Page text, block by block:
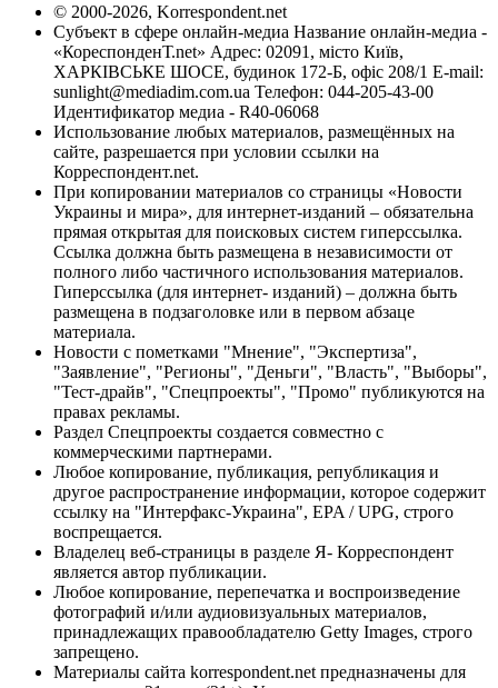
© 2000-2026, Korrespondent.net
Субъект в сфере онлайн-медиа Название онлайн-медиа -
«КореспонденТ.net» Адрес: 02091, місто Київ,
ХАРКІВСЬКЕ ШОСЕ, будинок 172-Б, офіс 208/1 E-mail:
sunlight@mediadim.com.ua Телефон: 044-205-43-00
Идентификатор медиа - R40-06068
Использование любых материалов, размещённых на
сайте, разрешается при условии ссылки на
Корреспондент.net.
При копировании материалов со страницы «Новости
Украины и мира», для интернет-изданий – обязательна
прямая открытая для поисковых систем гиперссылка.
Ссылка должна быть размещена в независимости от
полного либо частичного использования материалов.
Гиперссылка (для интернет- изданий) – должна быть
размещена в подзаголовке или в первом абзаце
материала.
Новости с пометками "Мнение", "Экспертиза",
"Заявление", "Регионы", "Деньги", "Власть", "Выборы",
"Тест-драйв", "Спецпроекты", "Промо" публикуются на
правах рекламы.
Раздел Спецпроекты создается совместно с
коммерческими партнерами.
Любое копирование, публикация, републикация и
другое распространение информации, которое содержит
ссылку на "Интерфакс-Украина", EPA / UPG, строго
воспрещается.
Владелец веб-страницы в разделе Я- Корреспондент
является автор публикации.
Любое копирование, перепечатка и воспроизведение
фотографий и/или аудиовизуальных материалов,
принадлежащих правообладателю Getty Images, строго
запрещено.
Материалы сайта korrespondent.net предназначены для